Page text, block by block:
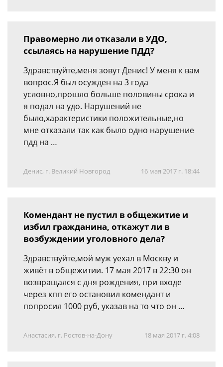
Правомерно ли отказали в УДО,
ссылаясь на нарушение ПДД?
Здравствуйте,меня зовут Денис! У меня к вам
вопрос.Я был осужден на 3 года
условно,прошло больше половины срока и
я подал на удо. Нарушений не
было,характеристики положительные,но
мне отказали так как было одно нарушение
пдд на …
Денис, г. Великий Новгород 16 мая 2017 г. 18:44
Комендант не пустил в общежитие и
избил гражданина, откажут ли в
возбуждении уголовного дела?
Здравствуйте,мой муж уехал в Москву и
живёт в общежитии. 17 мая 2017 в 22:30 он
возвращался с дня рождения, при входе
через кпп его остановил комендант и
попросил 1000 руб, указав на то что он …
Анастасия, г. Ростов-на-Дону 18 мая 2017 г. 4:08